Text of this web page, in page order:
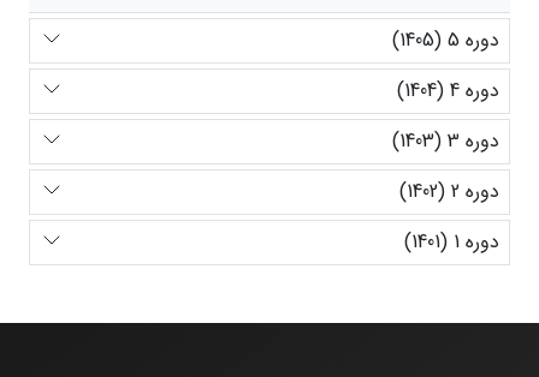
دوره 5 (1405)
دوره 4 (1404)
دوره 3 (1403)
دوره 2 (1402)
دوره 1 (1401)